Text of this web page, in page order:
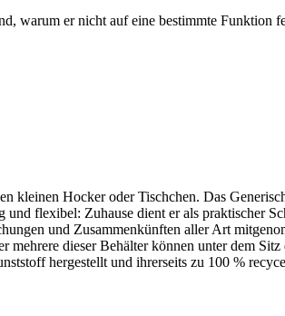
er nicht auf eine bestimmte Funktion
kleinen Hocker oder Tischchen. Das
flexibel: Zuhause dient er als praktischer
und Zusammenkünften aller Art
dieser Behälter können unter dem
hergestellt und ihrerseits zu 100 %